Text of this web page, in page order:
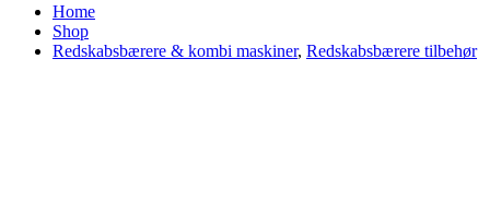
Home
Shop
Redskabsbærere & kombi maskiner, Redskabsbærere tilbehør